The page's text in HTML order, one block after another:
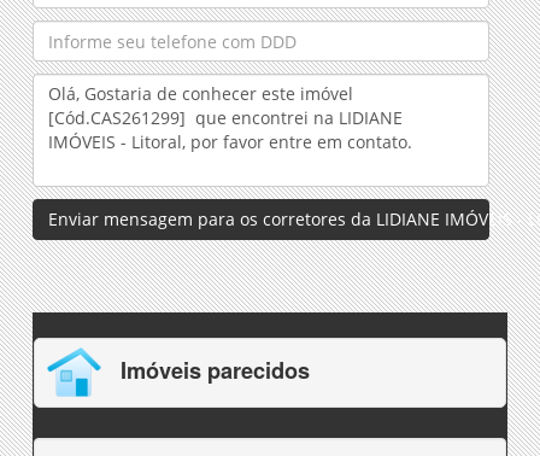
Enviar mensagem para os corretores da LIDIANE IMÓVEIS -
Imóveis parecidos